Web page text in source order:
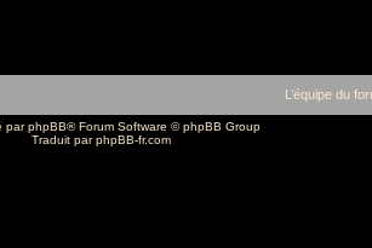
L’équipe du
parphpBB® Forum Software © phpBB Group
Traduit parphpBB-fr.com